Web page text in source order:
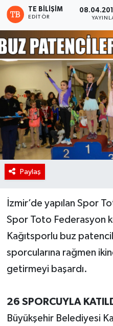
TE BILIŞIM
EDITÖR
Paylaş
İzmir’de yapılan Spor
Spor Toto Federasyon
Kağıtsporlu buz
sporcularına rağmen
getirmeyi başardı.
26 SPORCUYLA
Büyükşehir Belediyesi